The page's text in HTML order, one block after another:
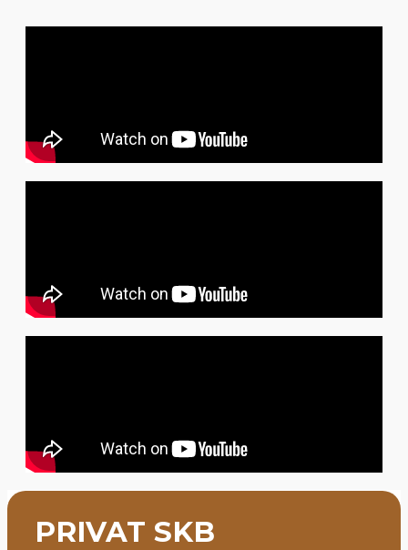
PRIVAT SKB